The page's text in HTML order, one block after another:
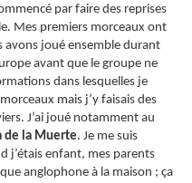
par faire des reprises
Mes premiers morceaux ont
avons joué ensemble durant
avant que le groupe ne
dans lesquelles je
mais j’y faisais des
J’ai joué notamment au
de la Muerte. Je me suis
j’étais enfant, mes parents
anglophone à la maison ; ça